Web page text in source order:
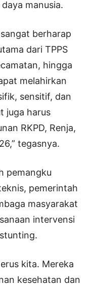
manusia.
berharap
dari TPPS
hingga
melahirkan
sensitif, dan
juga harus
RKPD, Renja,
tegasnya.
pemangku
pemerintah
masyarakat
intervensi
kita. Mereka
kesehatan dan